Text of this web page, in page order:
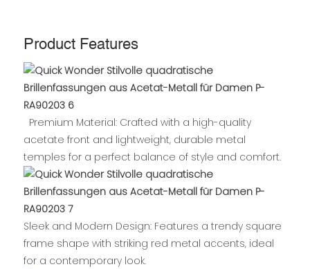
Product Features
Premium Material: Crafted with a high-quality
acetate front and lightweight, durable metal
temples for a perfect balance of style and comfort.
Sleek and Modern Design: Features a trendy square
frame shape with striking red metal accents, ideal
for a contemporary look.